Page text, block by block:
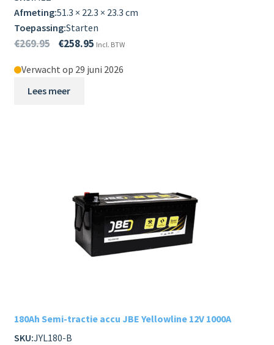
Afmeting:51.3 × 22.3 × 23.3 cm
Toepassing:Starten
€269.95 €258.95 Incl. BTW
Verwacht op 29 juni 2026
Lees meer
180Ah Semi-tractie accu JBE Yellowline 12V 1000A
SKU:JYL180-B